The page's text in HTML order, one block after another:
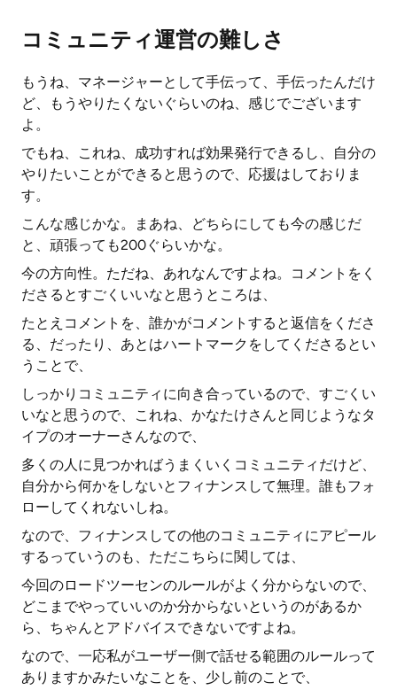
コミュニティ運営の難しさ
もうね、マネージャーとして手伝って、手伝ったんだけ
ど、もうやりたくないぐらいのね、感じでございます
よ。
でもね、これね、成功すれば効果発行できるし、自分の
やりたいことができると思うので、応援はしておりま
す。
こんな感じかな。まあね、どちらにしても今の感じだ
と、頑張っても200ぐらいかな。
今の方向性。ただね、あれなんですよね。コメントをく
ださるとすごくいいなと思うところは、
たとえコメントを、誰かがコメントすると返信をくださ
る、だったり、あとはハートマークをしてくださるとい
うことで、
しっかりコミュニティに向き合っているので、すごくい
いなと思うので、これね、かなたけさんと同じようなタ
イプのオーナーさんなので、
多くの人に見つかればうまくいくコミュニティだけど、
自分から何かをしないとフィナンスして無理。誰もフォ
ローしてくれないしね。
なので、フィナンスしての他のコミュニティにアピール
するっていうのも、ただこちらに関しては、
今回のロードツーセンのルールがよく分からないので、
どこまでやっていいのか分からないというのがあるか
ら、ちゃんとアドバイスできないですよね。
なので、一応私がユーザー側で話せる範囲のルールって
ありますかみたいなことを、少し前のことで、